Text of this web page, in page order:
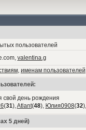
пользователей
valentina.g
, именам пользователей
свой день рождения
(31),Atlant(48), Юлия0908(32
5 дней)